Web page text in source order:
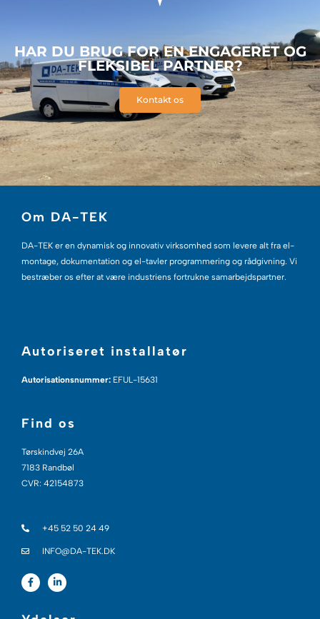
HAR DU BRUG FOR EN ENGAGERET OG
FLEKSIBEL PARTNER?
Kontakt os
Om DA-TEK
DA-TEK er en dynamisk og innovativ virksomhed som levere alt fra el-
montage, dokumentation og el-tavler programmering og rådgivning. Vi
bestræber os efter at være industriens fortrukne samarbejdspartner.
Autoriseret installatør
Autorisationsnummer: EFUL-15631
Find os
Tørskindvej 26A
7183 Randbøl
CVR: 42154873
+45 52 50 24 49
INFO@DA-TEK.DK
F
a
c
b
L
i
n